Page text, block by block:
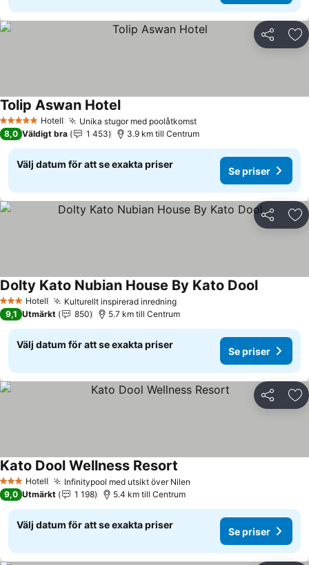
Dela
5 Stjärnor Hotell Unika stugor med poolåtkomstSe priser
Tolip Aswan HotelSe priser
8,0 Väldigt bra 1 453 3.9 km till Centrum
Välj datum för att se exakta priser
Se priser
Dela
3 StjärnorHotell Kulturellt inspirerad inredningSe priser
Dolty Kato Nubian House By Kato DoolSe priser
9,1 Utmärkt 850 5.7 km till Centrum
Välj datum för att se exakta priser
Se priser
Dela
3 StjärnorHotell Infinitypool med utsikt över Nilen
Kato Dool Wellness Resort
9,0 Utmärkt 1 198 5.4 km till Centrum
Välj datum för att se exakta priser
Se priser